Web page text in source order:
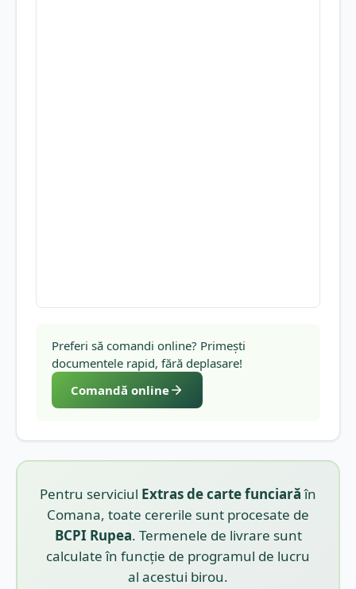
Preferi să comandi online? Primești
documentele rapid, fără deplasare!
Comandă online
Pentru serviciul Extras de carte funciarăîn
Comana, toate cererile sunt procesate de
BCPI Rupea. Termenele de livrare sunt
calculate în funcție de programul de lucru
al acestui birou.